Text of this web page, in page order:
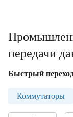
передачи
Быстрый
Коммутаторы